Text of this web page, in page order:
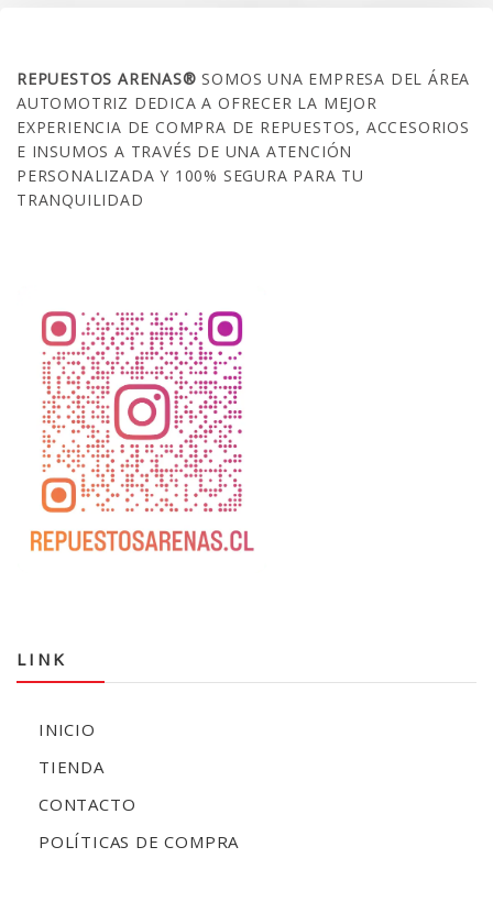
REPUESTOS ARENAS®SOMOS UNA EMPRESA DEL ÁREA
AUTOMOTRIZ DEDICA A OFRECER LA MEJOR
EXPERIENCIA DE COMPRA DE REPUESTOS, ACCESORIOS
E INSUMOS A TRAVÉS DE UNA ATENCIÓN
PERSONALIZADA Y 100% SEGURA PARA TU
TRANQUILIDAD
LINK
INICIO
TIENDA
CONTACTO
POLÍTICAS DE COMPRA